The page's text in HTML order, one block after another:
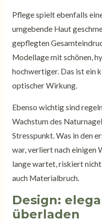
Pflege spielt ebenfalls
umgebende Haut
gepflegten
Modellage mit schönen,
hochwertiger. Das ist ein
optischer Wirkung.
Ebenso wichtig sind
Wachstum des
Stresspunkt. Was in den
war, verliert nach einigen
lange wartet, riskiert
auch Materialbruch.
Design:
überladen